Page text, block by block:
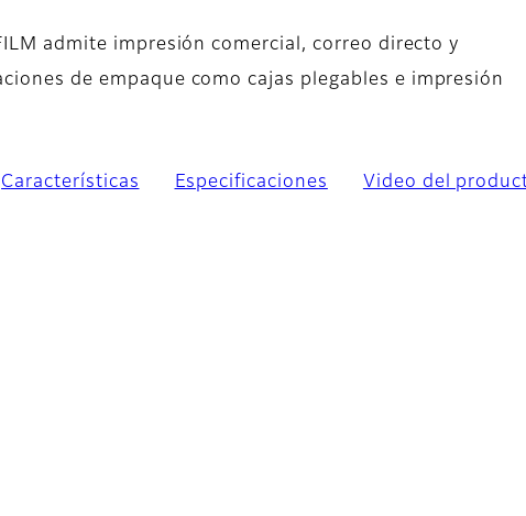
admite impresión comercial, correo directo y
de empaque como cajas plegables e impresión
Características Especificaciones Video del